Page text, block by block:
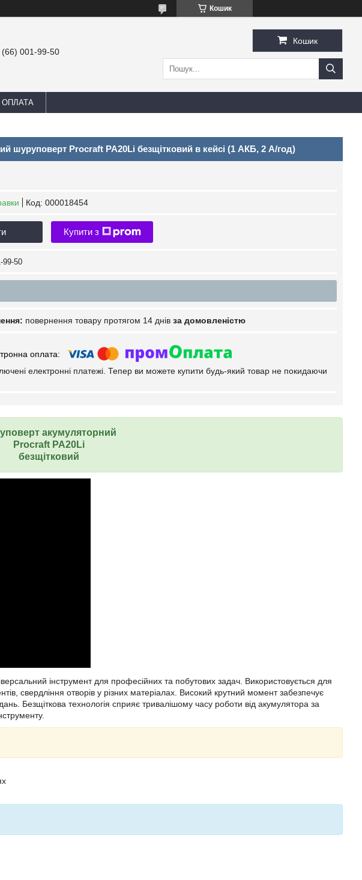
Кошик
(66) 001-99-50
Кошик
ОПЛАТА
шуруповерт Procraft PA20Li безщітковий в кейсі (1 АКБ, 2 А/год)
Код: 000018454
Купити з
99-50
повернення товару протягом 14 днів за домовленістю
електронні платежі. Тепер ви можете купити будь-який товар не покидаючи
акумуляторний
Procraft PA20Li
безщітковий
інструмент для професійних та побутових задач. Використовується для
свердління отворів у різних матеріалах. Високий крутний момент забезпечує
Безщіткова технологія сприяє тривалішому часу роботи від акумулятора за